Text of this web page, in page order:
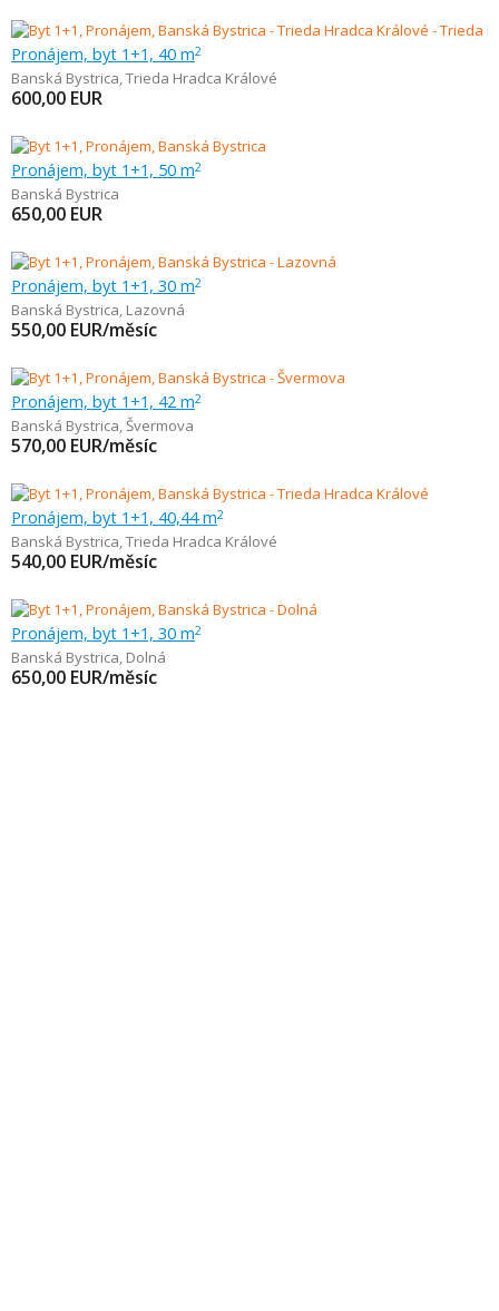
Pronájem, byt 1+1, 40 m2
Banská Bystrica,Trieda Hradca Králové
600,00 EUR
Pronájem, byt 1+1, 50 m2
Banská Bystrica
650,00 EUR
Pronájem, byt 1+1, 30 m2
Banská Bystrica, Lazovná
550,00 EUR/měsíc
Pronájem, byt 1+1, 42 m2
Banská Bystrica,Švermova
570,00 EUR/měsíc
Pronájem, byt 1+1, 40,44 m2
Banská Bystrica,Trieda Hradca Králové
540,00 EUR/měsíc
Pronájem, byt 1+1, 30 m2
Banská Bystrica, Dolná
650,00 EUR/měsíc